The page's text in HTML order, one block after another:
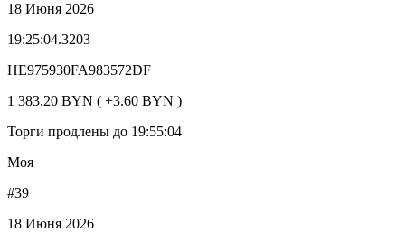
18 Июня 2026
19:25:04.3203
HE975930FA983572DF
1 383.20 BYN ( +3.60 BYN )
Торги продлены до 19:55:04
Моя
#39
18 Июня 2026